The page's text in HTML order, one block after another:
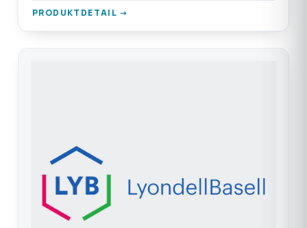
Versorgung mit TEPRO und N
PRODUKTDETAIL →